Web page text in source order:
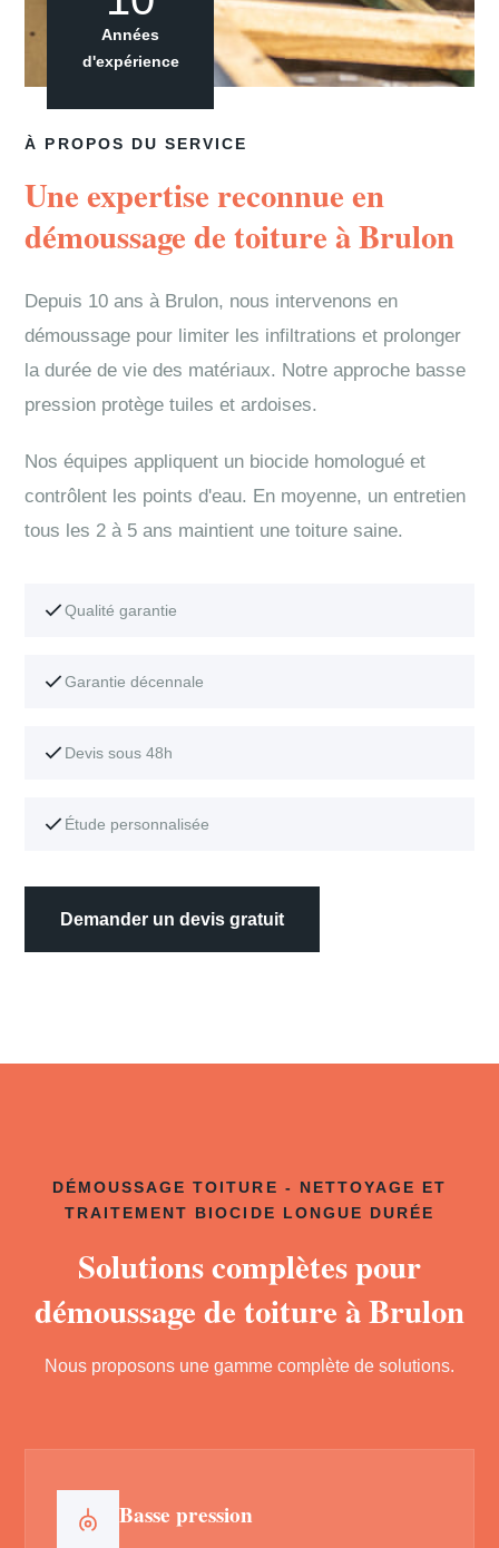
À PROPOS DU SERVICE
Une expertise reconnue en
démoussage de toiture à Brulon
Depuis 10 ans à Brulon, nous intervenons en
démoussage pour limiter les infiltrations et prolonger
la durée de vie des matériaux. Notre approche basse
pression protège tuiles et ardoises.
Nos équipes appliquent un biocide homologué et
contrôlent les points d'eau. En moyenne, un entretien
tous les 2 à 5 ans maintient une toiture saine.
Qualité garantie
Garantie décennale
Devis sous 48h
Étude personnalisée
Demander un devis gratuit
Années
d'expérience
DÉMOUSSAGE TOITURE - NETTOYAGE ET
TRAITEMENT BIOCIDE LONGUE DURÉE
Solutions complètes pour
démoussage de toiture à Brulon
Nous proposons une gamme complète de solutions.
Basse pression